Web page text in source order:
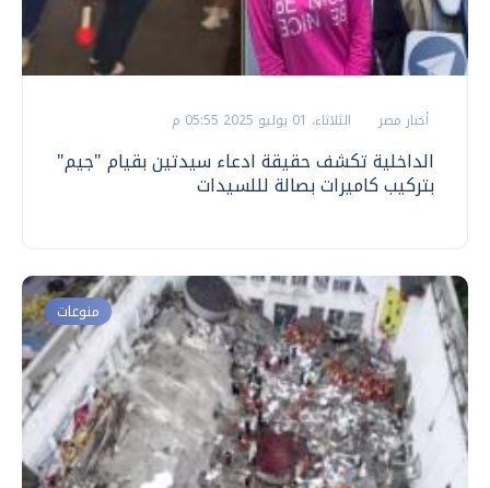
أخبار مصر الثلاثاء، 01 يوليو 2025 05:55 م
الداخلية تكشف حقيقة ادعاء سيدتين بقيام "جيم"
بتركيب كاميرات بصالة لللسيدات
منوعات